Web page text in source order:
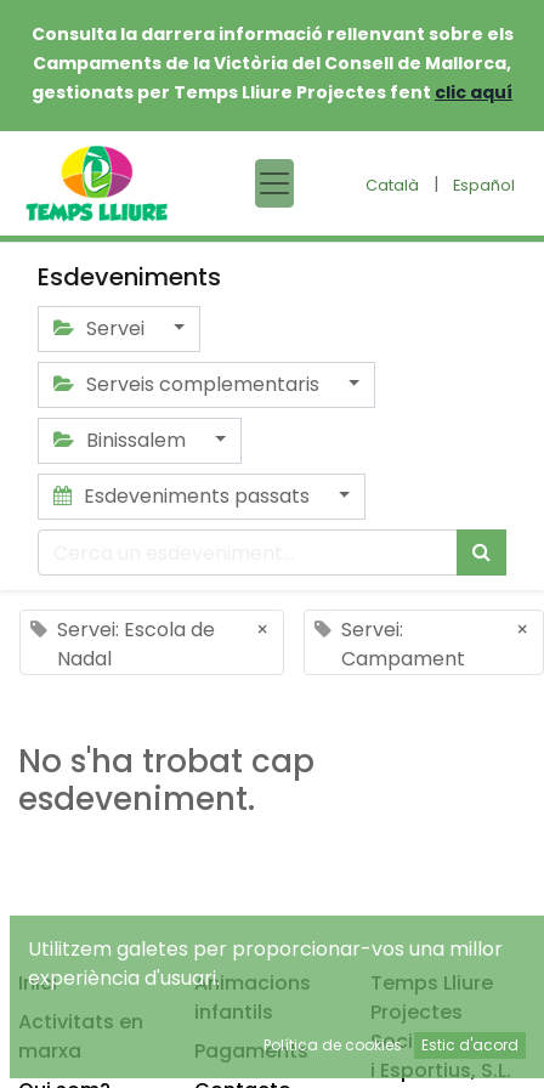
Consulta la darrera informació rellenvant sobre els
Campaments de la Victòria del Consell de Mallorca,
gestionats per Temps Lliure Projectes fent clic aquí
Català | Español
Esdeveniments
Servei
Serveis complementaris
Binissalem
Esdeveniments passats
Servei: Escola de
Nadal
×
Servei:
Campament
×
No s'ha trobat cap
esdeveniment.
Inici
Activitats en
marxa
Animacions
infantils
Pagaments
Temps Lliure
Projectes
Socioeducatius
i Esportius, S.L.
Utilitzem galetes per proporcionar-vos una millor
experiència d'usuari.
Política de cookies Estic d'acord